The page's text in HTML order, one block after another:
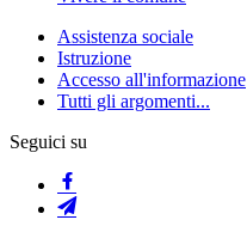
Assistenza sociale
Istruzione
Accesso all'informazione
Tutti gli argomenti...
Seguici su